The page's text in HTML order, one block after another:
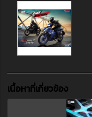
เนื้อหาที่เกี่ยวข้อง